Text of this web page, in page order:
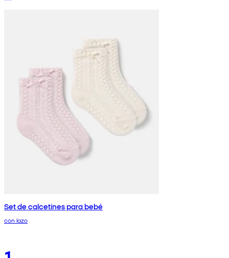
Set de calcetines para bebé
con lazo